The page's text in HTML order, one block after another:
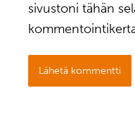
sivustoni tähän